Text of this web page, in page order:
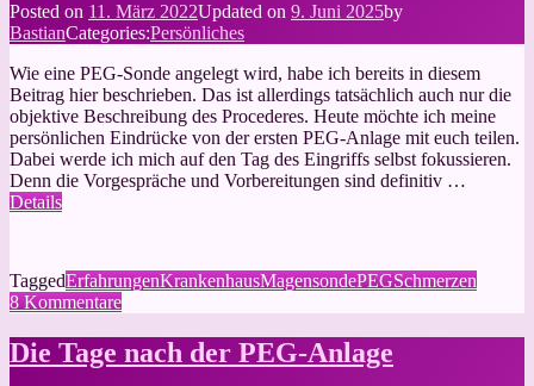
Posted on 11. März 2022Updated on 9. Juni 2025by
BastianCategories:Persönliches
Wie eine PEG-Sonde angelegt wird, habe ich bereits in diesem
Beitrag hier beschrieben. Das ist allerdings tatsächlich auch nur die
objektive Beschreibung des Procederes. Heute möchte ich meine
persönlichen Eindrücke von der ersten PEG-Anlage mit euch teilen.
Dabei werde ich mich auf den Tag des Eingriffs selbst fokussieren.
Denn die Vorgespräche und Vorbereitungen sind definitiv …
Details
TaggedErfahrungenKrankenhausMagensondePEGSchmerzen
8 Kommentarezu
erste
PEG-
Die Tage nach der PEG-Anlage